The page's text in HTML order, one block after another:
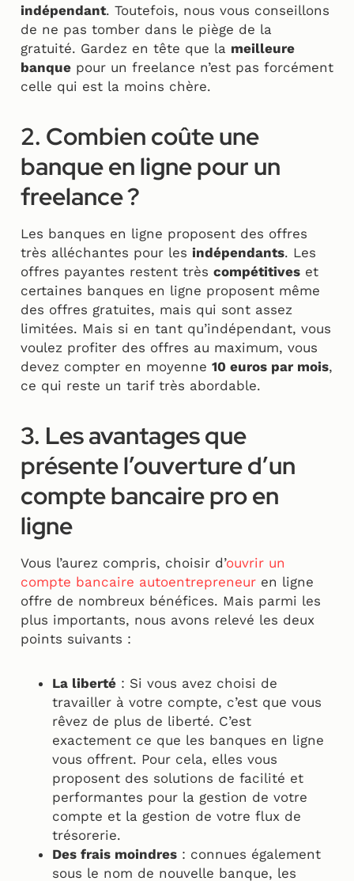
indépendant. Toutefois, nous vous conseillons
de ne pas tomber dans le piège de la
gratuité. Gardez en tête que la meilleure
banque pour un freelance n’est pas forcément
celle qui est la moins chère.
2. Combien coûte une
banque en ligne pour un
freelance ?
Les banques en ligne proposent des offres
très alléchantes pour les indépendants. Les
offres payantes restent très compétitives et
certaines banques en ligne proposent même
des offres gratuites, mais qui sont assez
limitées. Mais si en tant qu’indépendant, vous
voulez profiter des offres au maximum, vous
devez compter en moyenne 10 euros par mois,
ce qui reste un tarif très abordable.
3. Les avantages que
présente l’ouverture d’un
compte bancaire pro en
ligne
Vous l’aurez compris, choisir d’ouvrir un
compte bancaire autoentrepreneur en ligne
offre de nombreux bénéfices. Mais parmi les
plus importants, nous avons relevé les deux
points suivants :
La liberté : Si vous avez choisi de
travailler à votre compte, c’est que vous
rêvez de plus de liberté. C’est
exactement ce que les banques en ligne
vous offrent. Pour cela, elles vous
proposent des solutions de facilité et
performantes pour la gestion de votre
compte et la gestion de votre flux de
trésorerie.
Des frais moindres : connues également
sous le nom de nouvelle banque, les